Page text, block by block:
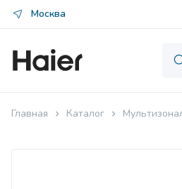
Москва
Главная Каталог